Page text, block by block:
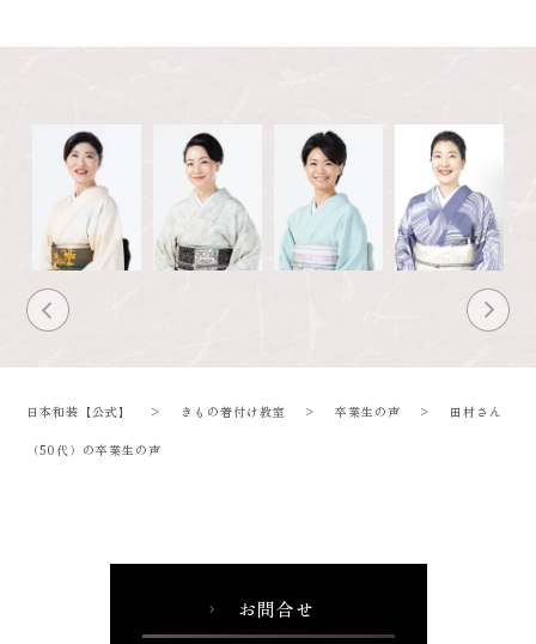
日本和装【公式】 > きもの着付け教室 >卒業生の声 > 田村さん
（50代）の卒業生の声
chevron_right お問合せ